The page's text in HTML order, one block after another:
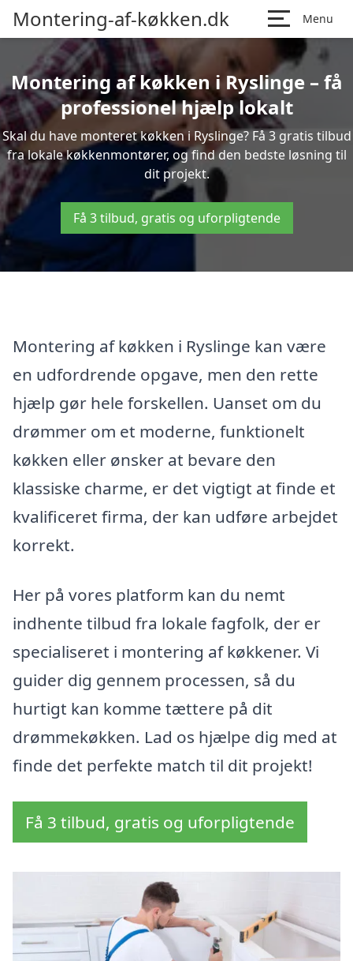
Montering-af-køkken.dk Menu
Montering af køkken i Ryslinge – få
professionel hjælp lokalt
Skal du have monteret køkken i Ryslinge? Få 3 gratis tilbud
fra lokale køkkenmontører, og find den bedste løsning til
dit projekt.
Få 3 tilbud, gratis og uforpligtende
Montering af køkken i Ryslinge kan være
en udfordrende opgave, men den rette
hjælp gør hele forskellen. Uanset om du
drømmer om et moderne, funktionelt
køkken eller ønsker at bevare den
klassiske charme, er det vigtigt at finde et
kvalificeret firma, der kan udføre arbejdet
korrekt.
Her på vores platform kan du nemt
indhente tilbud fra lokale fagfolk, der er
specialiseret i montering af køkkener. Vi
guider dig gennem processen, så du
hurtigt kan komme tættere på dit
drømmekøkken. Lad os hjælpe dig med at
finde det perfekte match til dit projekt!
Få 3 tilbud, gratis og uforpligtende